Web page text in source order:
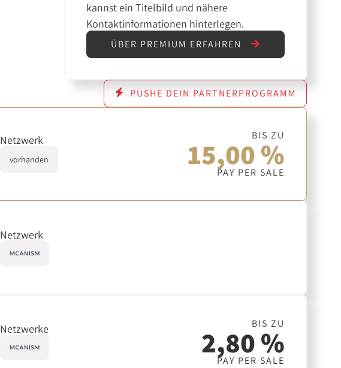
kannst ein Titelbild und nähere
Kontaktinformationen hinterlegen.
ÜBER PREMIUM ERFAHREN
PUSHE DEIN PARTNERPROGRAMM
Netzwerk
vorhanden
BIS ZU
15,00 %
PAY PER SALE
Netzwerk
Netzwerke BIS ZU
2,80 %
PAY PER SALE